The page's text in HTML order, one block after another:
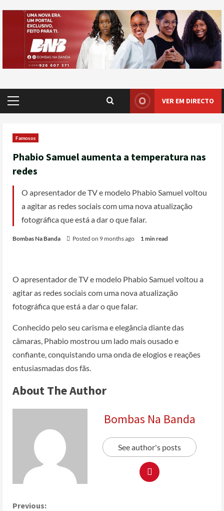
VER EM DIRECTO
Famosos
Phabio Samuel aumenta a temperatura nas
redes
O apresentador de TV e modelo Phabio Samuel voltou
a agitar as redes sociais com uma nova atualização
fotográfica que está a dar o que falar.
Bombas Na Banda Posted on 9 months ago 1 min read
O apresentador de TV e modelo Phabio Samuel voltou a
agitar as redes sociais com uma nova atualização
fotográfica que está a dar o que falar.
Conhecido pelo seu carisma e elegância diante das
câmaras, Phabio mostrou um lado mais ousado e
confiante, conquistando uma onda de elogios e reações
entusiasmadas dos fãs.
About The Author
Bombas Na Banda
See author's posts
Previous: